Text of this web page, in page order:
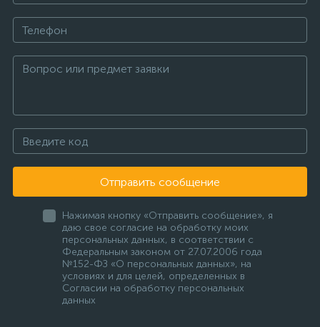
Отправить сообщение
Нажимая кнопку «Отправить сообщение», я
даю свое согласие на обработку моих
персональных данных, в соответствии с
Федеральным законом от 27.07.2006 года
№152-ФЗ «О персональных данных», на
условиях и для целей, определенных в
Согласии на обработку персональных
данных